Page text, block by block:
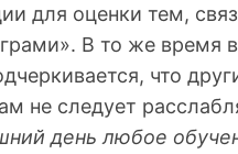
для оценки тем,
В то же время в
что
не следует
день любое